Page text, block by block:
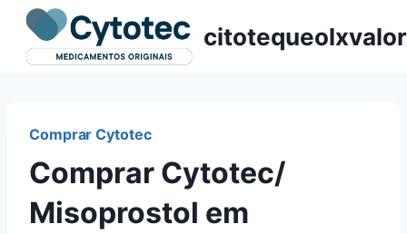
Pular
para
citotequeolxvalor
Comprar Cytotec
Comprar Cytotec/
Misoprostol em